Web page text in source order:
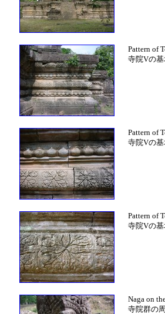
Pattern of
寺院Vの
Pattern of
寺院Vの
Pattern of
寺院Vの
Naga on
寺院群の